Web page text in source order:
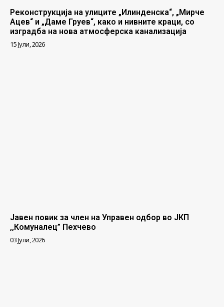
Реконструкција на улиците „Илинденска“, „Мирче
Ацев“ и „Даме Груев“, како и нивните краци, со
изградба на нова атмосферска канализација
15 Јули, 2026
Јавен повик за член на Управен одбор во ЈКП
,,Комуналец” Пехчево
03 Јули, 2026